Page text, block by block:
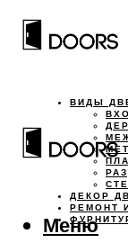
ВИДЫ
ДЕКОР
РЕМОНТ
Меню